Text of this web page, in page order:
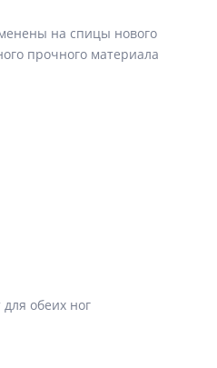
на спицы нового
прочного материала
обеих ног